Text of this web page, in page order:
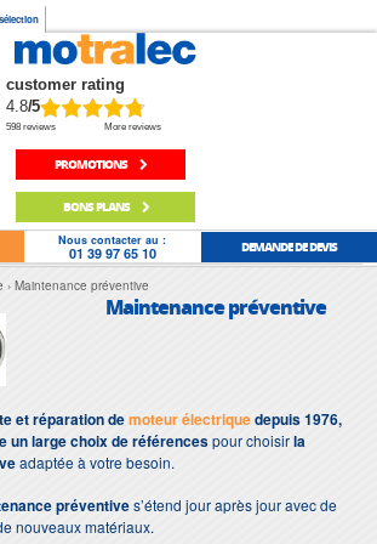
customer rating
4.8/5
598 reviews More reviews
PROMOTIONS
BONS PLANS
Nous contacter au :
01 39 97 65 10 DEMANDE DE DEVIS
Maintenance préventive
Maintenance préventive
et réparation demoteur électriquedepuis 1976,
un large choix de référencespour choisirla
adaptée à votre besoin.
préventives’étend jour après jour avec de
nouveaux matériaux.